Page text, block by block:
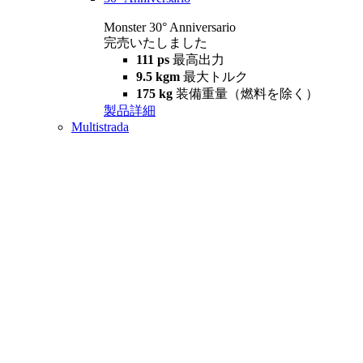
Monster 30° Anniversario
完売いたしました
111 ps 最高出力
9.5 kgm 最大トルク
175 kg 装備重量（燃料を除く）
製品詳細
Multistrada